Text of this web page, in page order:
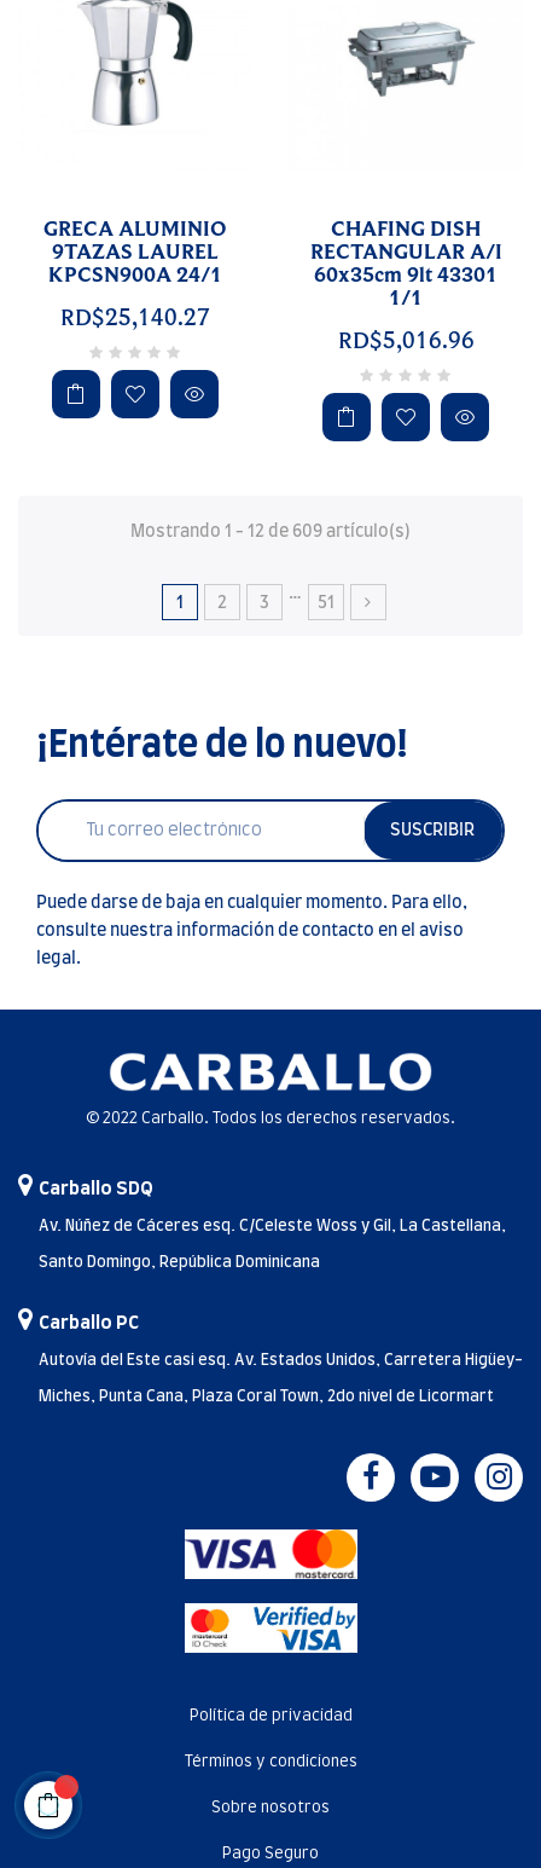
GRECA ALUMINIO
9TAZAS LAUREL
KPCSN900A 24/1
RD$25,140.27
CHAFING DISH
RECTANGULAR A/I
60x35cm 9lt 43301
1/1
RD$5,016.96
Mostrando 1 - 12 de 609 artículo(s)
1 2 3
…
51
¡Entérate de lo nuevo!
SUSCRIBIR
Puede darse de baja en cualquier momento. Para ello,
consulte nuestra información de contacto en el aviso
legal.
© 2022 Carballo. Todos los derechos reservados.
Carballo SDQ
Av. Núñez de Cáceres esq. C/Celeste Woss y Gil, La Castellana,
Santo Domingo, República Dominicana
Carballo PC
Autovía del Este casi esq. Av. Estados Unidos, Carretera Higüey-
Miches, Punta Cana, Plaza Coral Town, 2do nivel de Licormart
Política de privacidad
Términos y condiciones
Sobre nosotros
Pago Seguro